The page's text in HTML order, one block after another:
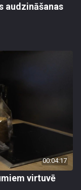
audzināšanas
00:04:17
virtuvē